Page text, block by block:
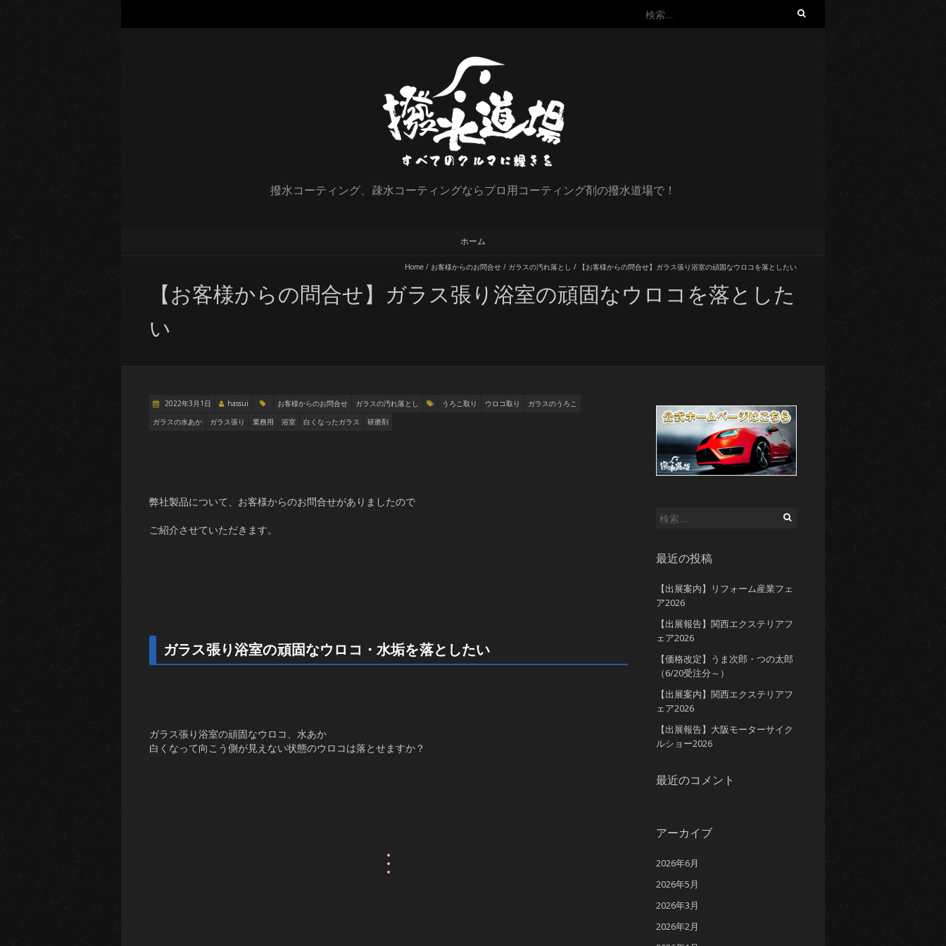
検
撥水コーティング、疎水コーティングならプロ用コーティング剤の撥水道場で！
ホーム
Home / お客様からのお問合せ / ガラスの汚れ落とし / 【お客様からの問合せ】ガラス張り浴室の頑固なウロコを落としたい
【お客様からの問合せ】ガラス張り浴室の頑固なウロコを落とした
い
2022年3月1日 hassui お客様からのお問合せ ガラスの汚れ落とし うろこ取り ウロコ取り
ガラスのうろこ
ガラスの水あか
ガラス張り 業務用 浴室 白くなったガラス 研磨剤
弊社製品について、お客様からのお問合せがありましたので
ご紹介させていただきます。
ガラス張り浴室の頑固なウロコ・水垢を落としたい
ガラス張り浴室の頑固なウロコ、水あか
白くなって向こう側が見えない状態のウロコは落とせますか？
検
最近の投稿
【出展案内】リフォーム産業フェ
ア2026
【出展報告】関西エクステリアフ
ェア2026
【価格改定】うま次郎・つの太郎
（6/20受注分～）
【出展案内】関西エクステリアフ
ェア2026
【出展報告】大阪モーターサイク
ルショー2026
最近のコメント
アーカイブ
2026年6月
2026年5月
2026年3月
2026年2月